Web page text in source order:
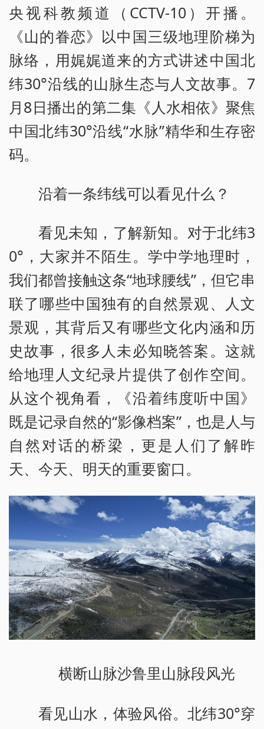
央视科教频道（CCTV-10）开播。
《山的眷恋》以中国三级地理阶梯为
脉络，用娓娓道来的方式讲述中国北
纬30°沿线的山脉生态与人文故事。7
月8日播出的第二集《人水相依》聚焦
中国北纬30°沿线“水脉”精华和生存密
码。
沿着一条纬线可以看见什么？
看见未知，了解新知。对于北纬3
0°，大家并不陌生。学中学地理时，
我们都曾接触这条“地球腰线”，但它串
联了哪些中国独有的自然景观、人文
景观，其背后又有哪些文化内涵和历
史故事，很多人未必知晓答案。这就
给地理人文纪录片提供了创作空间。
从这个视角看，《沿着纬度听中国》
既是记录自然的“影像档案”，也是人与
自然对话的桥梁，更是人们了解昨
天、今天、明天的重要窗口。
横断山脉沙鲁里山脉段风光
看见山水，体验风俗。北纬30°穿